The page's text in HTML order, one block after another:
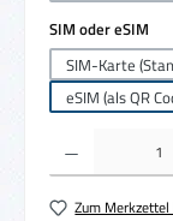
SIM oder eSIM
SIM-Karte
eSIM (als QR
Produkt Anzahl:
Zum